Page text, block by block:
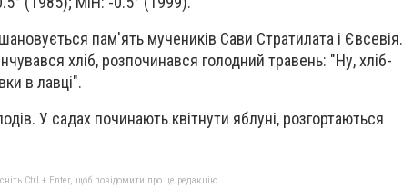
пам'ять мучеників Сави Стратилата і Євсевія.
хліб, розпочинався голодний травень: "Ну, хліб-
в лавці".
У садах починають квітнути яблуні, розгортаються
Ctrl + Enter, щоб повідомити про це редакцію